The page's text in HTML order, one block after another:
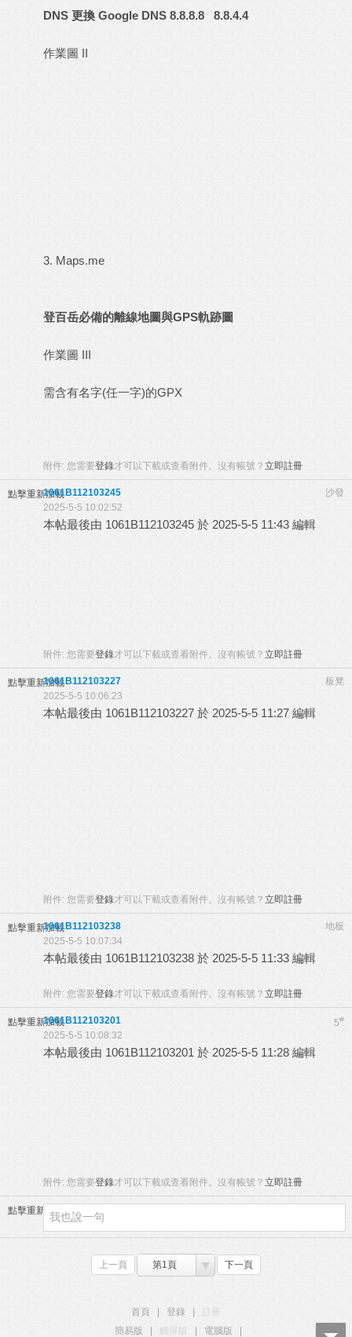
DNS 更換 Google DNS 8.8.8.8 8.8.4.4
作業圖 II
3. Maps.me
登百岳必備的離線地圖與GPS軌跡圖
作業圖 III
需含有名字(任一字)的GPX
附件: 您需要登錄才可以下載或查看附件。沒有帳號？ 立即註冊
點擊重新加載 沙發
1061B112103245
2025-5-5 10:02:52
本帖最後由 1061B112103245 於 2025-5-5 11:43 編輯
附件: 您需要登錄才可以下載或查看附件。沒有帳號？ 立即註冊
點擊重新加載 板凳
1061B112103227
2025-5-5 10:06:23
本帖最後由 1061B112103227 於 2025-5-5 11:27 編輯
附件: 您需要登錄才可以下載或查看附件。沒有帳號？ 立即註冊
點擊重新加載 地板
1061B112103238
2025-5-5 10:07:34
本帖最後由 1061B112103238 於 2025-5-5 11:33 編輯
附件: 您需要登錄才可以下載或查看附件。沒有帳號？ 立即註冊
點擊重新加載 5#
1061B112103201
2025-5-5 10:08:32
本帖最後由 1061B112103201 於 2025-5-5 11:28 編輯
附件: 您需要登錄才可以下載或查看附件。沒有帳號？ 立即註冊
點擊重新加載
上一頁 第1頁 下一頁
首頁 登錄
簡易版
觸屏版 電腦版